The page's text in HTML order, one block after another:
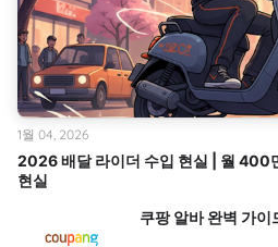
2026 배달 라이더 수입 현실 | 월 400
현실
1월 04, 2026
쿠팡 알바 완벽 가